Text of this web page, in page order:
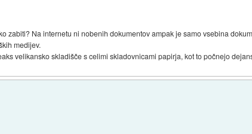
zabiti? Na internetu ni nobenih dokumentov ampak je samo vsebina
medijev.
velikansko skladišče s celimi skladovnicami papirja, kot to počnejo